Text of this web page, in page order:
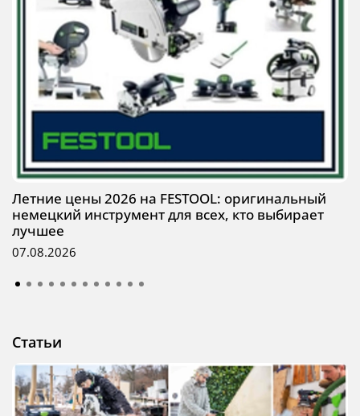
Летние цены 2026 на FESTOOL: оригинальный
немецкий инструмент для всех, кто выбирает
лучшее
07.08.2026
Статьи